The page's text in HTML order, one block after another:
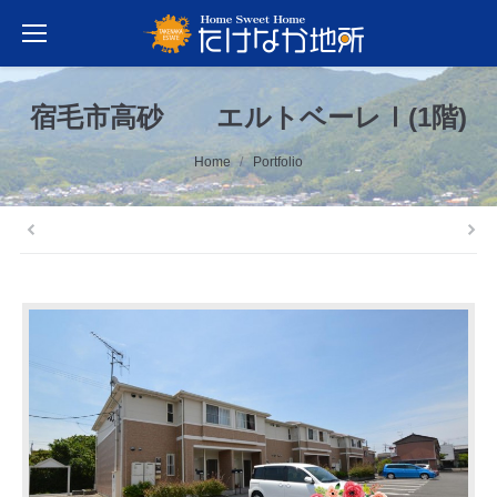
宿毛市高砂 エルトベーレⅠ(1階)
You are here: Home Portfolio